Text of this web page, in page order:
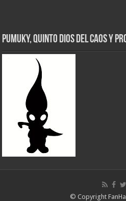
Pumuky, Quinto Dios del Caos y
© Copyright